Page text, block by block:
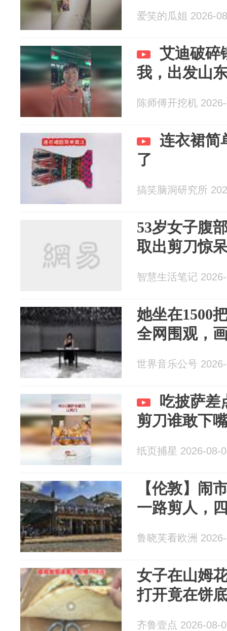
爱笑的瓜姐 2026-
艾迪破碎
我，出发山
陈师傅开挖机
连衣裙简
了
搞笑脑洞研究所
53岁女子腹
取出剪刀惊
智慧生活笔记
她坐在1500
全网围观，
世界音乐公号
吃披萨差
剪刀谁敢下
纸页捕星 2026-08-
【伦敦】闹
一路剪人，
鲁晓芙看欧洲
女子在山姆
打开竟在饼
齐鲁壹点 2026-08-